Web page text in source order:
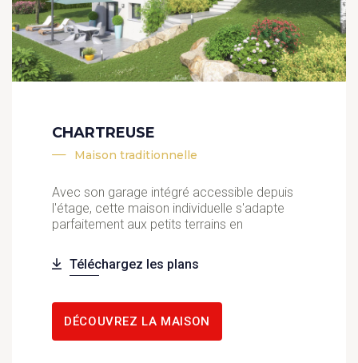
CHARTREUSE
Maison traditionnelle
Avec son garage intégré accessible depuis
l'étage, cette maison individuelle s'adapte
parfaitement aux petits terrains en
Téléchargez les plans
DÉCOUVREZ LA MAISON